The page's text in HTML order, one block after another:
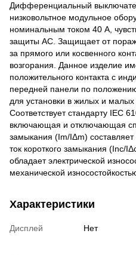
Дифференциальный
низковольтное модульное
номинальным током 40 А,
защиты AC. Защищает от
за прямого или косвенного
возгорания. Данное изделие
положительного контакта с
передней панели по
для установки в жилых и малых
Соответствует стандарту IEC
включающая и отключающая
замыкания (Im/IΔm)
ток короткого замыкания (Inc/
обладает электрической
механической
Характеристики
Дисплей Нет